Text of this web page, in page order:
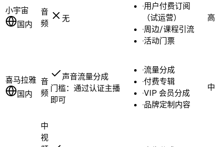
小宇宙
国内
音
频
无
·用户付费订阅
（试运营）
·周边/课程引流
·活动门票
高
喜马拉雅
国内
音
频
声音流量分成
门槛： 通过认证主播
即可
·流量分成
·付费专辑
·VIP 会员分成
·品牌定制内容
中
中
视